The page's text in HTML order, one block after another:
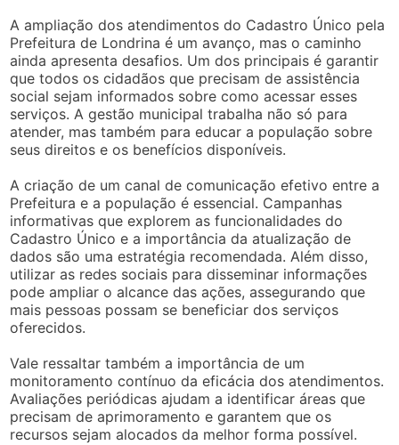
A ampliação dos atendimentos do Cadastro Único pela
Prefeitura de Londrina é um avanço, mas o caminho
ainda apresenta desafios. Um dos principais é garantir
que todos os cidadãos que precisam de assistência
social sejam informados sobre como acessar esses
serviços. A gestão municipal trabalha não só para
atender, mas também para educar a população sobre
seus direitos e os benefícios disponíveis.
A criação de um canal de comunicação efetivo entre a
Prefeitura e a população é essencial. Campanhas
informativas que explorem as funcionalidades do
Cadastro Único e a importância da atualização de
dados são uma estratégia recomendada. Além disso,
utilizar as redes sociais para disseminar informações
pode ampliar o alcance das ações, assegurando que
mais pessoas possam se beneficiar dos serviços
oferecidos.
Vale ressaltar também a importância de um
monitoramento contínuo da eficácia dos atendimentos.
Avaliações periódicas ajudam a identificar áreas que
precisam de aprimoramento e garantem que os
recursos sejam alocados da melhor forma possível.